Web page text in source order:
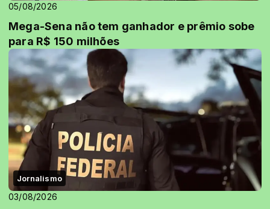
05/08/2026
Mega-Sena não tem ganhador e prêmio sobe
para R$ 150 milhões
Jornalismo
03/08/2026